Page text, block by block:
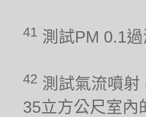
41 測試PM 0.1
42 測試氣流噴射
35立方公尺室內